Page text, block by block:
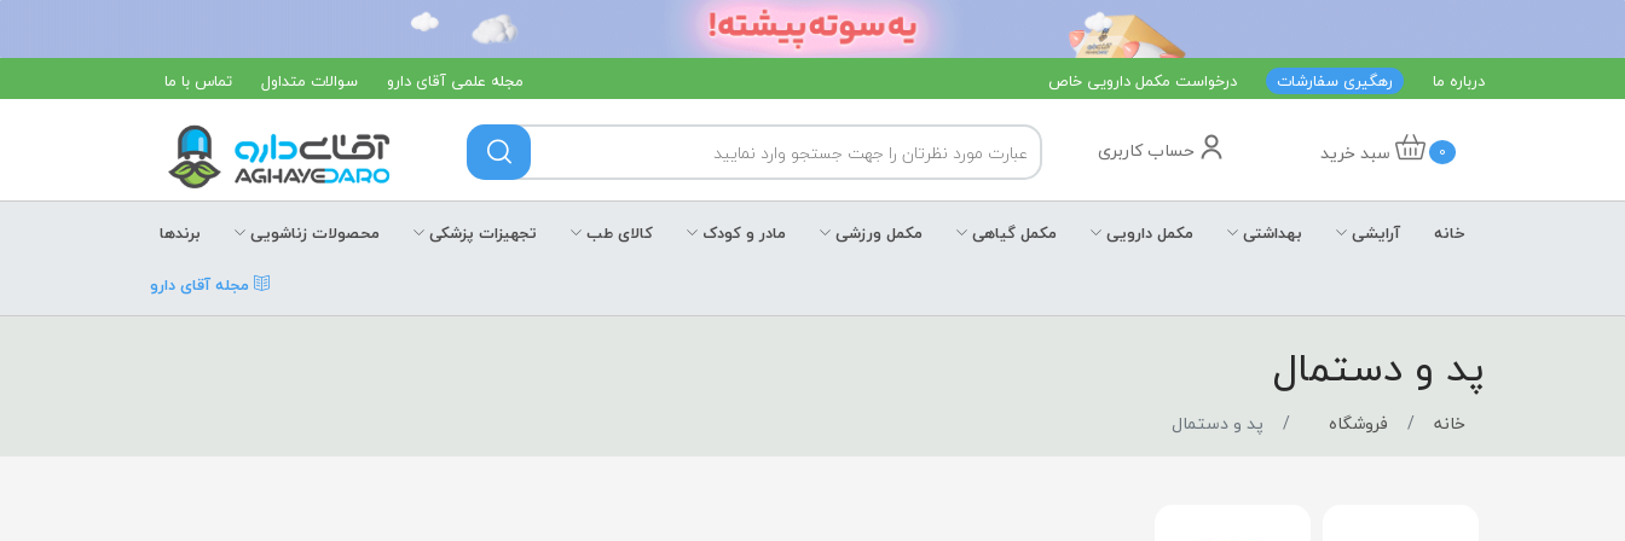
درباره ما رهگیری سفارشات درخواست مکمل دارویی خاص مجله علمی آقای دارو سوالات متداول تماس با ما
0 سبد خرید حساب کاربری
خانه آرایشی بهداشتی مکمل دارویی مکمل گیاهی مکمل ورزشی مادر و کودک کالای طب تجهیزات پزشکی محصولات زناشویی
برندها
مجله آقای دارو
پد و دستمال
خانه فروشگاه پد و دستمال